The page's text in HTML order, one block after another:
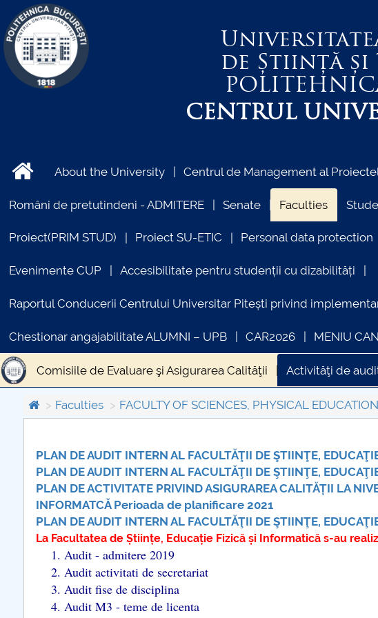
de Știință
CENTRUL
About the University Centrul de Management al
Români de pretutindeni - ADMITERE Senate Faculties
Proiect(PRIM STUD) Proiect SU-ETIC Personal data protection
Evenimente CUP Accesibilitate pentru studenții cu dizabilități
Raportul Conducerii Centrului Universitar Pitești privind
Chestionar angajabilitate ALUMNI – UPB CAR2026 MENIU
Comisiile de Evaluare şi Asigurarea Calităţii Activităţi de
Faculties FACULTY OF SCIENCES, PHYSICAL
PLAN DE AUDIT INTERN AL FACULTĂŢII DE ŞTIINŢE,
PLAN DE AUDIT INTERN AL FACULTĂŢII DE ŞTIINŢE,
PLAN DE ACTIVITATE PRIVIND ASIGURAREA CALITĂȚII LA
INFORMATCĂ Perioada de planificare 2021
PLAN DE AUDIT INTERN AL FACULTĂŢII DE ŞTIINŢE,
La Facultatea de Științe, Educație Fizică și Informatică s-au
1. Audit - admitere 2019
2. Audit activitati de secretariat
3. Audit fise de disciplina
4. Audit M3 - teme de licenta
COMUNICAT DE PRESA
PRIMSTUD 26.03.2026